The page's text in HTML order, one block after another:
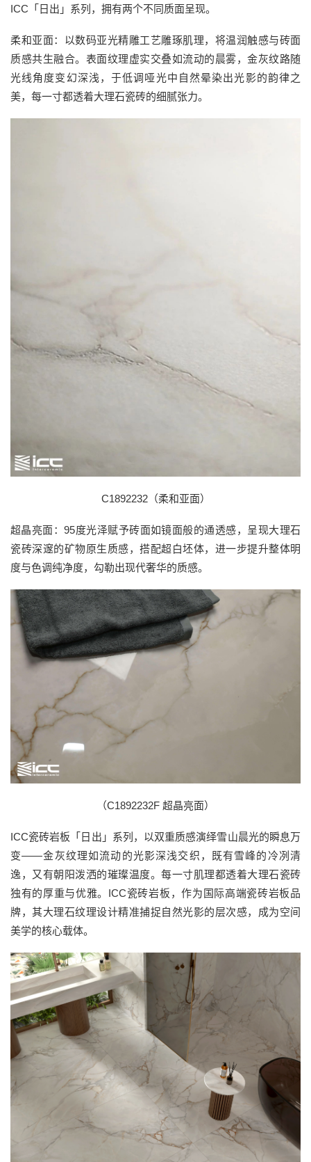
ICC「日出」系列，拥有两个不同质面呈现。
柔和亚面：以数码亚光精雕工艺雕琢肌理，将温润触感与砖面
质感共生融合。表面纹理虚实交叠如流动的晨雾，金灰纹路随
光线角度变幻深浅，于低调哑光中自然晕染出光影的韵律之
美，每一寸都透着大理石瓷砖的细腻张力。
C1892232（柔和亚面）
超晶亮面：95度光泽赋予砖面如镜面般的通透感，呈现大理石
瓷砖深邃的矿物原生质感，搭配超白坯体，进一步提升整体明
度与色调纯净度，勾勒出现代奢华的质感。
（C1892232F 超晶亮面）
ICC瓷砖岩板「日出」系列，以双重质感演绎雪山晨光的瞬息万
变——金灰纹理如流动的光影深浅交织，既有雪峰的冷冽清
逸，又有朝阳泼洒的璀璨温度。每一寸肌理都透着大理石瓷砖
独有的厚重与优雅。ICC瓷砖岩板，作为国际高端瓷砖岩板品
牌，其大理石纹理设计精准捕捉自然光影的层次感，成为空间
美学的核心载体。